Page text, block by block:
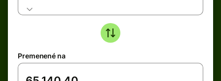
Premenené na